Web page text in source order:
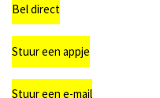
Bel direct
Stuur een appje
Stuur een e-mail